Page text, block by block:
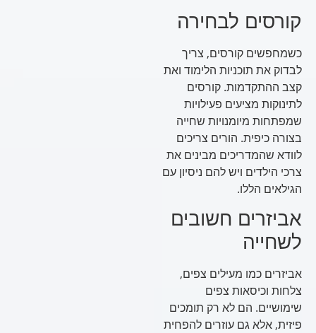
קורסים לבחירה
כשמחפשים קורסים, צריך
לבדוק את תוכניות הלימוד ואת
קצב ההתקדמות. קורסים
לתינוקות מציעים פעילויות
שמפתחות מיומנויות שחייה
בצורה כיפית. הורים צריכים
לוודא שהמדריכים מבינים את
צרכי הילדים ויש להם ניסיון עם
הגילאים הללו.
אביזרים חשובים
לשחייה
אביזרים כמו מעילים צפים,
צלחות וכיסאות צפים
שימושיים. הם לא רק תומכים
פיזית, אלא גם עוזרים להפחית